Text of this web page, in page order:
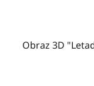
Obraz 3D